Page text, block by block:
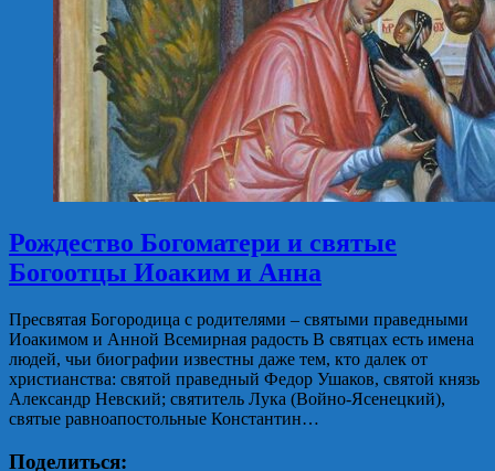
Рождество Богоматери и святые
Богоотцы Иоаким и Анна
Пресвятая Богородица с родителями – святыми праведными
Иоакимом и Анной Всемирная радость В святцах есть имена
людей, чьи биографии известны даже тем, кто далек от
христианства: святой праведный Федор Ушаков, святой князь
Александр Невский; святитель Лука (Войно-Ясенецкий),
святые равноапостольные Константин…
Поделиться: